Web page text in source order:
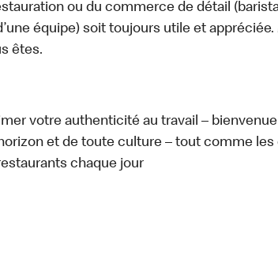
ou du commerce de détail
équipe) soit toujours utile et
êtes.
votre authenticité au travail –
et de toute culture – tout comme les
chaque jour